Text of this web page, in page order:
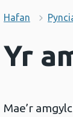
Hafan
Yr
Mae’r